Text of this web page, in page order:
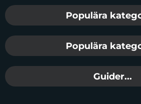
Populära
Populära
Guider...